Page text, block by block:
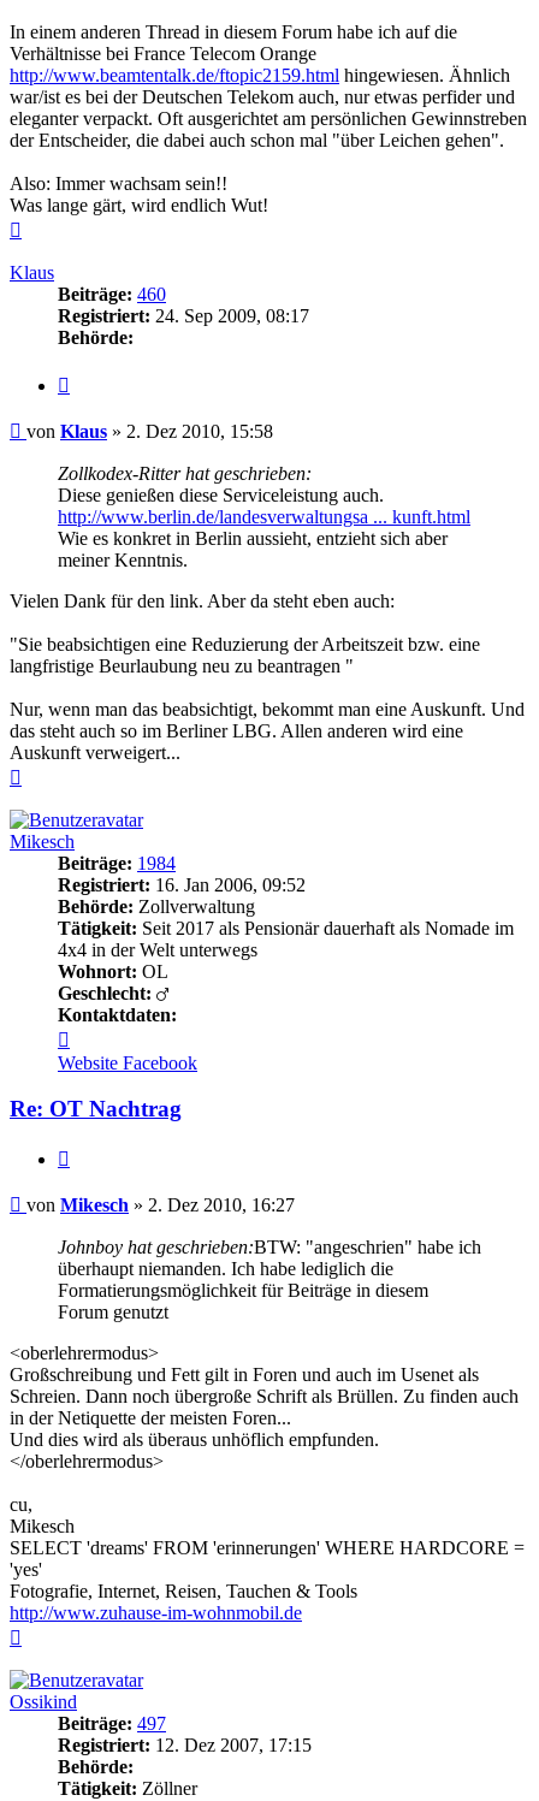
In einem anderen Thread in diesem Forum habe ich auf die
Verhältnisse bei France Telecom Orange
http://www.beamtentalk.de/ftopic2159.html hingewiesen. Ähnlich
war/ist es bei der Deutschen Telekom auch, nur etwas perfider und
eleganter verpackt. Oft ausgerichtet am persönlichen Gewinnstreben
der Entscheider, die dabei auch schon mal "über Leichen gehen".
Also: Immer wachsam sein!!
Was lange gärt, wird endlich Wut!
Klaus
Beiträge: 460
Registriert: 24. Sep 2009, 08:17
Behörde:
Beitrag
von Klaus » 2. Dez 2010, 15:58
Zollkodex-Ritter hat geschrieben:
Diese genießen diese Serviceleistung auch.
http://www.berlin.de/landesverwaltungsa ... kunft.html
Wie es konkret in Berlin aussieht, entzieht sich aber
meiner Kenntnis.
Vielen Dank für den link. Aber da steht eben auch:
"Sie beabsichtigen eine Reduzierung der Arbeitszeit bzw. eine
langfristige Beurlaubung neu zu beantragen "
Nur, wenn man das beabsichtigt, bekommt man eine Auskunft. Und
das steht auch so im Berliner LBG. Allen anderen wird eine
Auskunft verweigert...
Mikesch
Beiträge: 1984
Registriert: 16. Jan 2006, 09:52
Behörde: Zollverwaltung
Tätigkeit: Seit 2017 als Pensionär dauerhaft als Nomade im
4x4 in der Welt unterwegs
Wohnort: OL
Geschlecht:
Kontaktdaten:
von
Mikesch
Website Facebook
Re: OT Nachtrag
Beitrag
von Mikesch » 2. Dez 2010, 16:27
Johnboy hat geschrieben:BTW: "angeschrien" habe ich
überhaupt niemanden. Ich habe lediglich die
Formatierungsmöglichkeit für Beiträge in diesem
Forum genutzt
<oberlehrermodus>
Großschreibung und Fett gilt in Foren und auch im Usenet als
Schreien. Dann noch übergroße Schrift als Brüllen. Zu finden auch
in der Netiquette der meisten Foren...
Und dies wird als überaus unhöflich empfunden.
</oberlehrermodus>
cu,
Mikesch
SELECT 'dreams' FROM 'erinnerungen' WHERE HARDCORE =
'yes'
Fotografie, Internet, Reisen, Tauchen & Tools
http://www.zuhause-im-wohnmobil.de
Ossikind
Beiträge: 497
Registriert: 12. Dez 2007, 17:15
Behörde:
Tätigkeit: Zöllner